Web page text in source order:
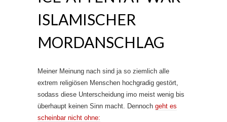
ISLAMISCHER
MORDANSCHLAG
Meiner Meinung nach sind ja so ziemlich alle
extrem religiösen Menschen hochgradig gestört,
sodass diese Unterscheidung imo meist wenig bis
überhaupt keinen Sinn macht. Dennoch geht es
scheinbar nicht ohne: